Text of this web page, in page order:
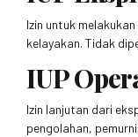
Izin untuk
kelayakan. Tidak
IUP
Izin lanjutan dari
pengolahan,